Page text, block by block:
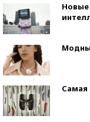
Новые
Самая